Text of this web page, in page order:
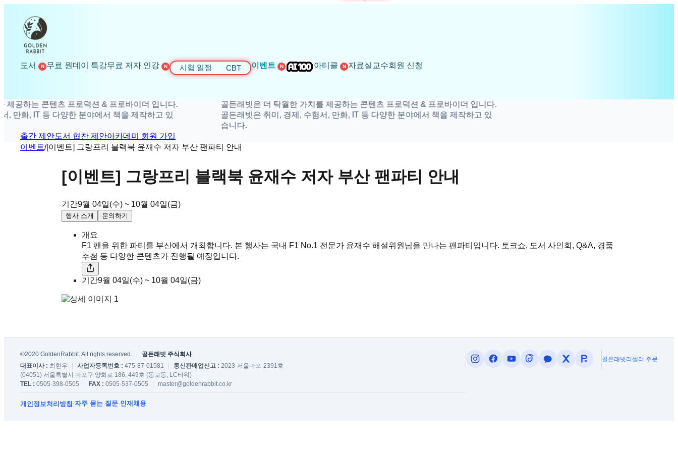
도서 N 무료 원데이 특강무료 저자 인강 N 시험 일정 CBT 이벤트 N 아티클 N 자료실 교수회원 신청
공하는 콘텐츠 프로덕션 & 프로바이더 입니다.
만화, IT 등 다양한 분야에서 책을 제작하고 있
골든래빗은 더 탁월한 가치를 제공하는 콘텐츠 프로덕션 & 프로바이더 입니다.
골든래빗은 취미, 경제, 수험서, 만화, IT 등 다양한 분야에서 책을 제작하고 있
습니다.
출간 제안도서 협찬 제안아카데미 회원 가입
이벤트/[이벤트] 그랑프리 블랙북 윤재수 저자 부산 팬파티 안내
[이벤트] 그랑프리 블랙북 윤재수 저자 부산 팬파티 안내
기간9월 04일(수) ~ 10월 04일(금)
행사 소개 문의하기
개요
F1 팬을 위한 파티를 부산에서 개최합니다. 본 행사는 국내 F1 No.1 전문가 윤재수 해설위원님을 만나는 팬파티입니다. 토크쇼, 도서 사인회, Q&A, 경품
추첨 등 다양한 콘텐츠가 진행될 예정입니다.
기간9월 04일(수) ~ 10월 04일(금)
©2020 GoldenRabbit. All rights reserved. |
골든래빗 주식회사
대표이사 : 최현우 | 사업자등록번호 : 475-87-01581 | 통신판매업신고 : 2023-서울마포-2391호
(04051) 서울특별시 마포구 양화로 186, 449호 (동교동, LC타워)
TEL : 0505-398-0505 | FAX : 0505-537-0505 | master@goldenrabbit.co.kr
개인정보처리방침 ·자주 묻는 질문·인재채용
골든래빗리셀러 주문